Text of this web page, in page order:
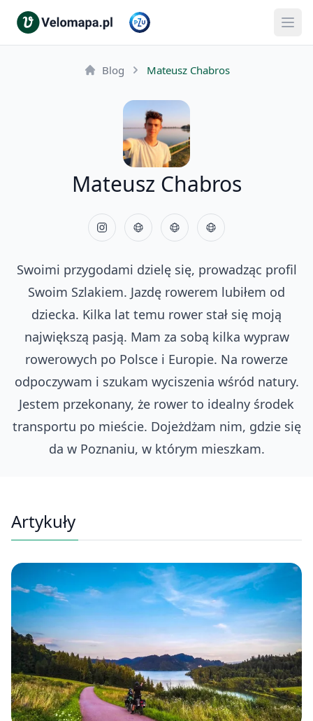
Mateusz Chabros
Blog Mateusz Chabros
Swoimi przygodami dzielę się, prowadząc profil
Swoim Szlakiem. Jazdę rowerem lubiłem od
dziecka. Kilka lat temu rower stał się moją
największą pasją. Mam za sobą kilka wypraw
rowerowych po Polsce i Europie. Na rowerze
odpoczywam i szukam wyciszenia wśród natury.
Jestem przekonany, że rower to idealny środek
transportu po mieście. Dojeżdżam nim, gdzie się
da w Poznaniu, w którym mieszkam.
Artykuły